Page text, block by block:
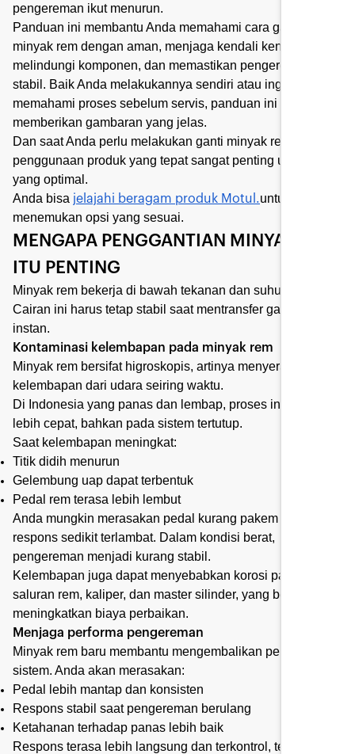
pengereman ikut menurun.
Panduan ini membantu Anda memahami cara ganti
minyak rem dengan aman, menjaga kendali kendaraan,
melindungi komponen, dan memastikan pengereman tetap
stabil. Baik Anda melakukannya sendiri atau ingin
memahami proses sebelum servis, panduan ini
memberikan gambaran yang jelas.
Dan saat Anda perlu melakukan ganti minyak rem,
penggunaan produk yang tepat sangat penting untuk hasil
yang optimal.
Anda bisa jelajahi beragam produk Motul.untuk
menemukan opsi yang sesuai.
MENGAPA PENGGANTIAN MINYAK REM
ITU PENTING
Minyak rem bekerja di bawah tekanan dan suhu tinggi.
Cairan ini harus tetap stabil saat mentransfer gaya secara
instan.
Kontaminasi kelembapan pada minyak rem
Minyak rem bersifat higroskopis, artinya menyerap
kelembapan dari udara seiring waktu.
Di Indonesia yang panas dan lembap, proses ini terjadi
lebih cepat, bahkan pada sistem tertutup.
Saat kelembapan meningkat:
Titik didih menurun
Gelembung uap dapat terbentuk
Pedal rem terasa lebih lembut
Anda mungkin merasakan pedal kurang pakem atau
respons sedikit terlambat. Dalam kondisi berat,
pengereman menjadi kurang stabil.
Kelembapan juga dapat menyebabkan korosi pada
saluran rem, kaliper, dan master silinder, yang berpotensi
meningkatkan biaya perbaikan.
Menjaga performa pengereman
Minyak rem baru membantu mengembalikan performa
sistem. Anda akan merasakan:
Pedal lebih mantap dan konsisten
Respons stabil saat pengereman berulang
Ketahanan terhadap panas lebih baik
Respons terasa lebih langsung dan terkontrol, terutama